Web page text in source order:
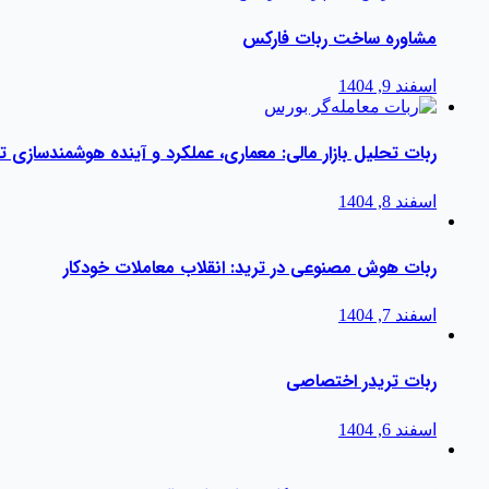
مشاوره ساخت ربات فارکس
اسفند 9, 1404
ربات تحلیل بازار مالی: معماری، عملکرد و آینده
اسفند 8, 1404
ربات هوش مصنوعی در ترید: انقلاب معاملات خودکار
اسفند 7, 1404
ربات تریدر اختصاصی
اسفند 6, 1404